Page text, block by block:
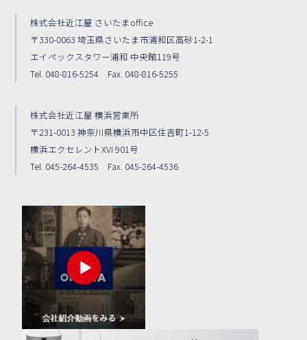
株式会社近江屋 さいたまoffice
〒330-0063 埼玉県さいたま市浦和区高砂1-2-1
エイペックスタワー浦和 中央館119号
Tel. 048-816-5254 Fax. 048-816-5255
株式会社近江屋 横浜営業所
〒231-0013 神奈川県横浜市中区住吉町1-12-5
横浜エクセレントXVI 901号
Tel. 045-264-4535 Fax. 045-264-4536